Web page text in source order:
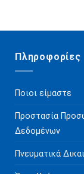
Πληροφορίες
Ποιοι είμαστε
Προστασία
Δεδομένων
Πνευματικά